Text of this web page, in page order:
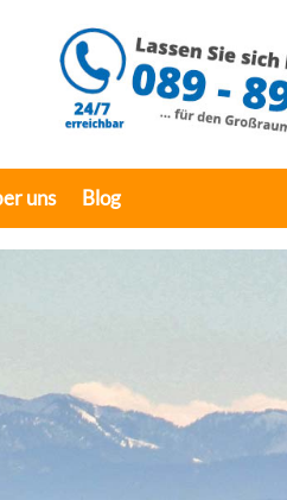
uns Blog